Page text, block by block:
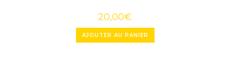
20,00€
AJOUTER AU PANIER